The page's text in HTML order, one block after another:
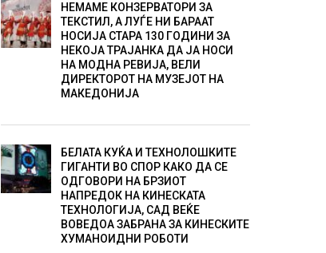
НЕМАМЕ КОНЗЕРВАТОРИ ЗА
ТЕКСТИЛ, А ЛУЃЕ НИ БАРААТ
НОСИЈА СТАРА 130 ГОДИНИ ЗА
НЕКОЈА ТРАЈАНКА ДА ЈА НОСИ
НА МОДНА РЕВИЈА, ВЕЛИ
ДИРЕКТОРОТ НА МУЗЕЈОТ НА
МАКЕДОНИЈА
БЕЛАТА КУЌА И ТЕХНОЛОШКИТЕ
ГИГАНТИ ВО СПОР КАКО ДА СЕ
ОДГОВОРИ НА БРЗИОТ
НАПРЕДОК НА КИНЕСКАТА
ТЕХНОЛОГИЈА, САД ВЕЌЕ
ВОВЕДОА ЗАБРАНА ЗА КИНЕСКИТЕ
ХУМАНОИДНИ РОБОТИ